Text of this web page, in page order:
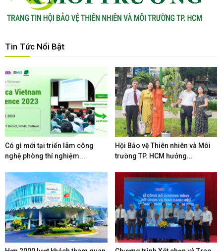
Tin Tức Nổi Bật
Có gì mới tại triển lãm công
nghệ phòng thí nghiệm...
Hội Bảo vệ Thiên nhiên và Môi
trường TP. HCM hưởng...